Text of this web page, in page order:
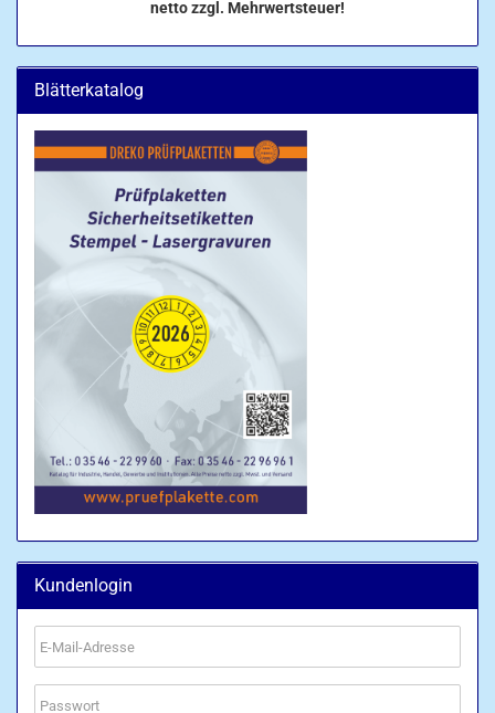
netto zzgl. Mehrwertsteuer!
Blätterkatalog
Kundenlogin
E-
Mail-
Adresse
Passwort